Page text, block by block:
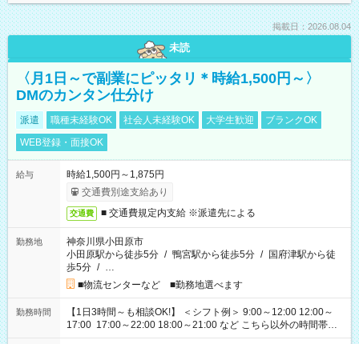
掲載日：2026.08.04
未読
〈月1日～で副業にピッタリ＊時給1,500円～〉
DMのカンタン仕分け
派遣 職種未経験OK 社会人未経験OK 大学生歓迎
ブランクOK
WEB登録・面接OK
給与
時給1,500円～1,875円
交通費別途支給あり
交通費 ■ 交通費規定内支給 ※派遣先による
勤務地
神奈川県小田原市
小田原駅から徒歩5分 / 鴨宮駅から徒歩5分 / 国府津駅から徒
歩5分 / …
■物流センターなど ■勤務地選べます
勤務時間
【1日3時間～も相談OK!】 ＜シフト例＞ 9:00～12:00 12:00～
17:00 17:00～22:00 18:00～21:00 など こちら以外の時間帯も
お気軽にご相談ください！